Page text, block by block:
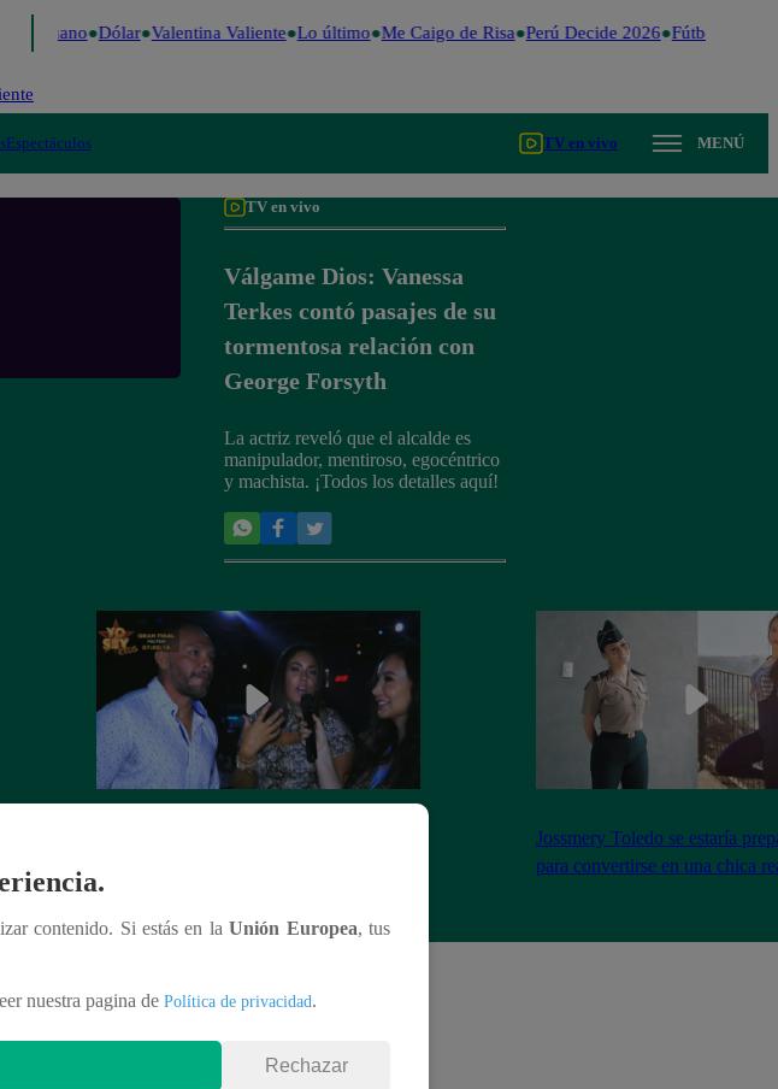
peruano Dólar Valentina Valiente Lo último Me Caigo de Risa Perú Decide 2026 Fútbol peruano
Espectáculos TV en vivo MENÚ
TV en vivo
Válgame Dios: Vanessa
Terkes contó pasajes de su
tormentosa relación con
George Forsyth
La actriz reveló que el alcalde es
manipulador, mentiroso, egocéntrico
y machista. ¡Todos los detalles aquí!
Jossmery Toledo se estaría
para convertirse en una chica
contenido. Si estás en laUnión Europea, tus
nuestra pagina de Política de privacidad.
Rechazar